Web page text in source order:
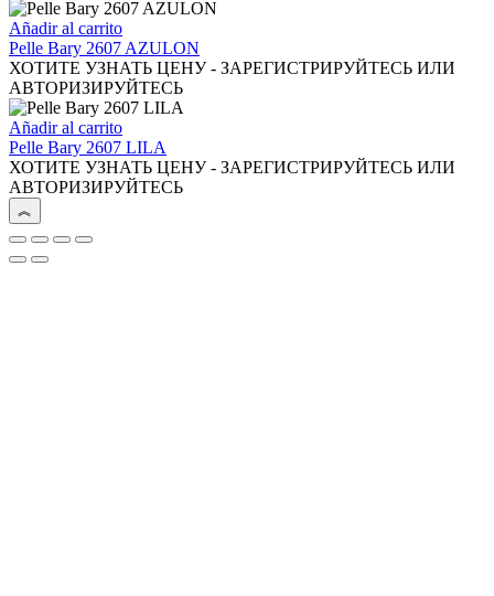
Añadir al carrito
Pelle Bary 2607 AZULON
ХОТИТЕ УЗНАТЬ ЦЕНУ - ЗАРЕГИСТРИРУЙТЕСЬ ИЛИ
АВТОРИЗИРУЙТЕСЬ
Añadir al carrito
Pelle Bary 2607 LILA
ХОТИТЕ УЗНАТЬ ЦЕНУ - ЗАРЕГИСТРИРУЙТЕСЬ ИЛИ
АВТОРИЗИРУЙТЕСЬ